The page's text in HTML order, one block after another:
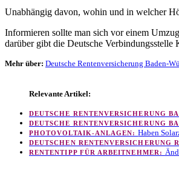
Unabhängig davon, wohin und in welcher
Informieren sollte man sich vor einem
darüber gibt die Deutsche
Mehr über: Deutsche Rentenversicherung Baden-
Relevante Artikel:
DEUTSCHE RENTENVERSICHERUNG
DEUTSCHE RENTENVERSICHERUNG
PHOTOVOLTAIK-ANLAGEN: Haben
DEUTSCHEN RENTENVERSICHERUNG
RENTENTIPP FÜR ARBEITNEHMER: